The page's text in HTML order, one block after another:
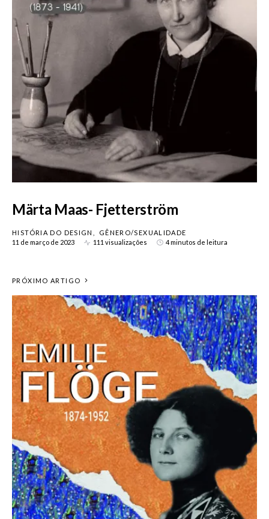
Märta Maas- Fjetterström
HISTÓRIA DO DESIGN
GÊNERO/SEXUALIDADE
11 de março de 2023
111 visualizações 4 minutos de leitura
PRÓXIMO ARTIGO